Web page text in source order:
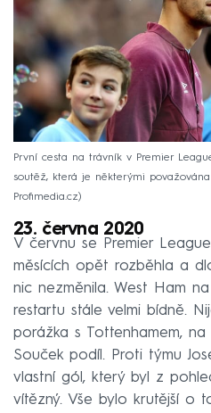
První cesta na trávník v Premier
soutěž, která je některými
Profimedia.cz
23. června 2020
V červnu se Premier
měsících opět rozběhla a
nic nezměnila. West Ham
restartu stále velmi bídně.
porážka s Tottenhamem,
Souček podíl. Proti týmu
vlastní gól, který byl z
vítězný. Vše bylo krutější o